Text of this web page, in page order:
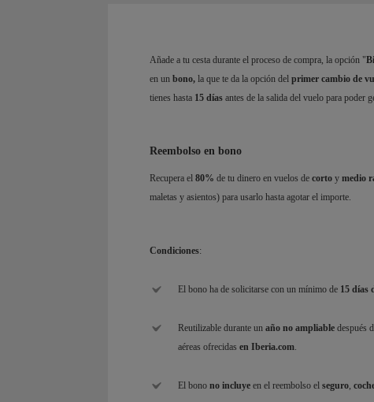
Añade a tu cesta durante el proceso de compra, la opción "
en un bono, la que te da la opción del primer cambio de
tienes hasta 15 días antes de la salida del vuelo para poder
Reembolso en bono
Recupera el 80% de tu dinero en vuelos de corto y medio
maletas y asientos) para usarlo hasta agotar el importe.
Condiciones:
El bono ha de solicitarse con un mínimo de 15 días
Reutilizable durante un año no ampliable después
aéreas ofrecidas en Iberia.com.
El bono no incluye en el reembolso el seguro,